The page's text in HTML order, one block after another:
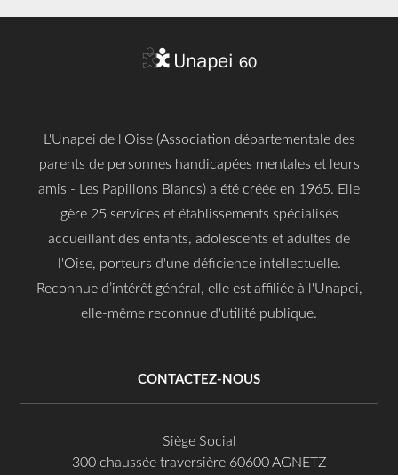
L'Unapei de l'Oise (Association départementale des
parents de personnes handicapées mentales et leurs
amis - Les Papillons Blancs) a été créée en 1965. Elle
gère 25 services et établissements spécialisés
accueillant des enfants, adolescents et adultes de
l'Oise, porteurs d'une déficience intellectuelle.
Reconnue d’intérêt général, elle est affiliée à l'Unapei,
elle-même reconnue d'utilité publique.
CONTACTEZ-NOUS
Siège Social
300 chaussée traversière 60600 AGNETZ